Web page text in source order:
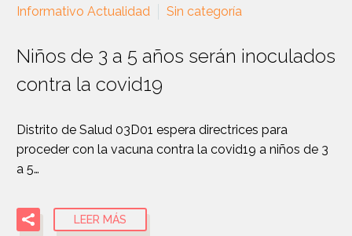
Informativo Actualidad
Sin categoría
Niños de 3 a 5 años serán inoculados
contra la covid19
Distrito de Salud 03D01 espera directrices para
proceder con la vacuna contra la covid19 a niños de 3
a 5…
LEER MÁS